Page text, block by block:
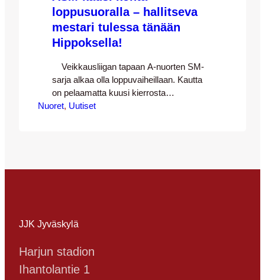
loppusuoralla – hallitseva
mestari tulessa tänään
Hippoksella!
Veikkausliigan tapaan A-nuorten SM-
sarja alkaa olla loppuvaiheillaan. Kautta
on pelaamatta kuusi kierrosta
lukuunottamatta JJK:ta ja SJK:ta, jotka
hetkellä JJK on toisena kaksi pistettä
Nuoret, Uutiset
JJK Jyväskylä
Harjun stadion
Ihantolantie 1